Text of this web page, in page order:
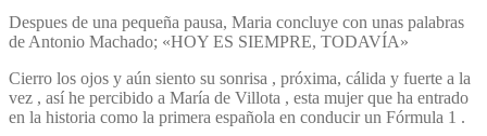
Despues de una pequeña pausa, Maria concluye con unas palabras
de Antonio Machado; «HOY ES SIEMPRE, TODAVÍA»
Cierro los ojos y aún siento su sonrisa , próxima, cálida y fuerte a la
vez , así he percibido a María de Villota , esta mujer que ha entrado
en la historia como la primera española en conducir un Fórmula 1 .